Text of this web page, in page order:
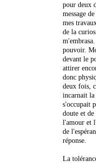
pour deux
message
mes
de la
pouvoir.
devant le
attirer
donc
deux fois,
incarnait la
s'occupait
doute et
l'amour et
de
réponse.
La